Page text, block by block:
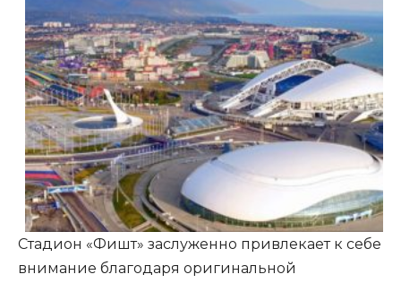
Стадион «Фишт» заслуженно привлекает к себе
внимание благодаря оригинальной